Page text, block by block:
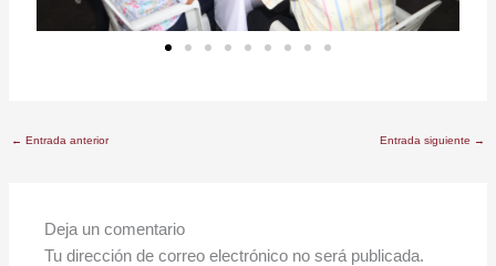
← Entrada anterior Entrada siguiente →
Deja un comentario
Tu dirección de correo electrónico no será publicada.